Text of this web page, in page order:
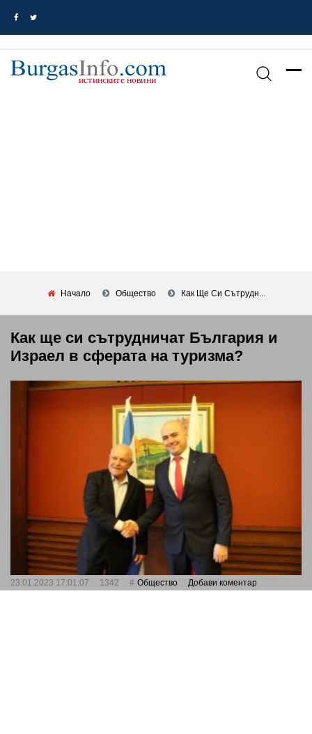
Начало Общество Как Ще Си Сътрудн...
Как ще си сътрудничат България и
Израел в сферата на туризма?
23.01.2023 17:01:07 1342 Общество Добави коментар